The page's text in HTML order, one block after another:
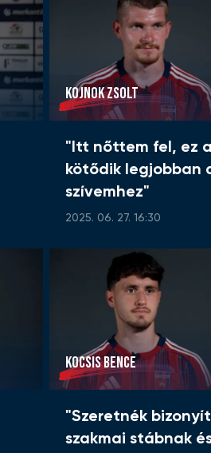
KOJNOK ZSOLT
"Itt nőttem fel, ez
kötődik legjobban
szívemhez"
2025. 06. 27. 16:30
KOCSIS BENCE
"Szeretnék
szakmai stábnak